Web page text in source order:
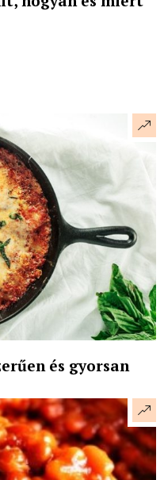
és gyorsan